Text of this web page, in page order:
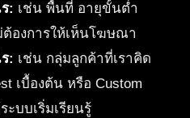
: เช่น พื้นที่ อายุขั้นต่ำ
องการให้เห็นโฆษณา
: เช่น กลุ่มลูกค้าที่เราคิด
เบื้องต้น หรือ Custom
ะบบเริ่มเรียนรู้